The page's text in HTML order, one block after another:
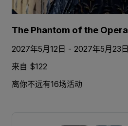
The Phantom of the Opera
2027年5月12日 - 2027年5月23日
来自 $122
离你不远有16场活动